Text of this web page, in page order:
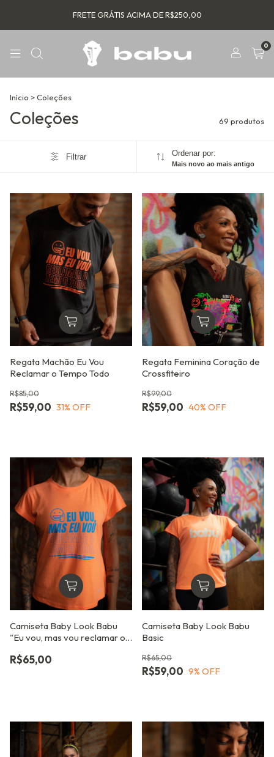
FRETE GRÁTIS ACIMA DE R$250,00
0
Início >Coleções
Coleções 69 produtos
Filtrar Ordenar por:
Mais novo ao mais antigo
Regata Machão Eu Vou
Reclamar o Tempo Todo
R$59,00
R$85,00
31% OFF
Regata Feminina Coração de
Crossfiteiro
R$59,00
R$99,00
40% OFF
Camiseta Baby Look Babu
"Eu vou, mas vou reclamar o
R$65,00
Camiseta Baby Look Babu
Basic
R$59,00
R$65,00
9% OFF